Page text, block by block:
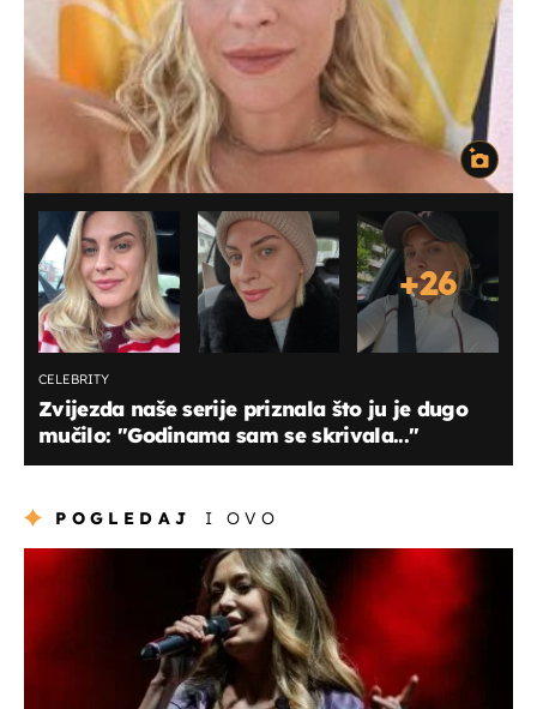
+26
CELEBRITY
Zvijezda naše serije priznala što ju je dugo
mučilo: ''Godinama sam se skrivala...''
POGLEDAJ I OVO